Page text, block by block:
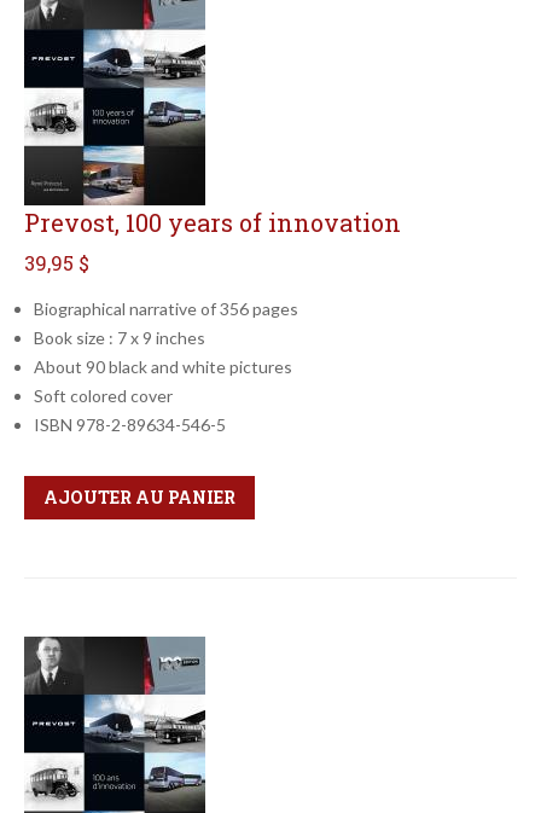
Prevost, 100 years of innovation
39,95 $
Biographical narrative of 356 pages
Book size : 7 x 9 inches
About 90 black and white pictures
Soft colored cover
ISBN 978-2-89634-546-5
Qté
Format
AJOUTER AU PANIER